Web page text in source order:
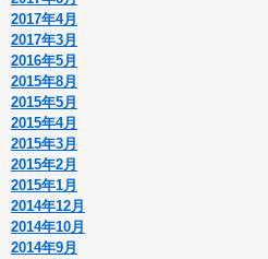
2017年4月
2017年3月
2016年5月
2015年8月
2015年5月
2015年4月
2015年3月
2015年2月
2015年1月
2014年12月
2014年10月
2014年9月